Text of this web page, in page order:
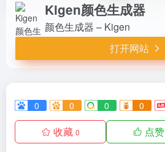
Kigen颜色生成器
颜色生成器 – Kigen
打开网站
0 0 0 0
收藏 0 点赞